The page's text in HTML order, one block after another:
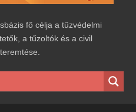
fő célja a tűzvédelmi
a tűzoltók és a civil